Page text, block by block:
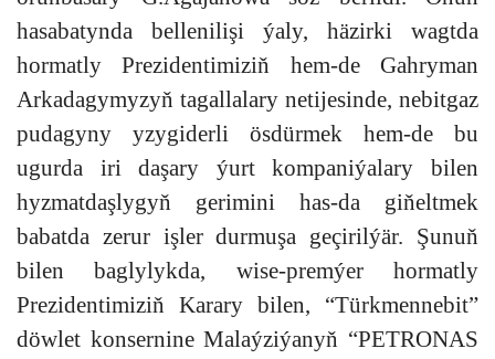
hasabatynda bellenilişi ýaly, häzirki wagtda
hormatly Prezidentimiziň hem-de Gahryman
Arkadagymyzyň tagallalary netijesinde, nebitgaz
pudagyny yzygiderli ösdürmek hem-de bu
ugurda iri daşary ýurt kompaniýalary bilen
hyzmatdaşlygyň gerimini has-da giňeltmek
babatda zerur işler durmuşa geçirilýär. Şunuň
bilen baglylykda, wise-premýer hormatly
Prezidentimiziň Karary bilen, “Türkmennebit”
döwlet konsernine Malaýziýanyň “PETRONAS